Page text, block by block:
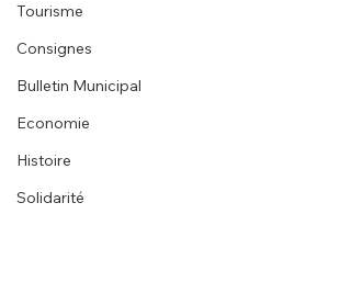
Tourisme
Consignes
Bulletin Municipal
Economie
Histoire
Solidarité